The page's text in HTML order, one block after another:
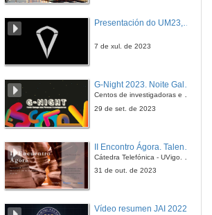
17 de xan. de 2013
17 de xan. de 2013
7 de xul. de 2023
G-Night 2023. Noite Galega das Persoas Investigadoras. Conciencias creativas
Centos de investigadoras e investigadores, decenas de actividades e sete cidades
29 de set. de 2023
Cátedra Telefónica - UVigo. Espazos de innovación
31 de out. de 2023
Vídeo resumen JAI 2022